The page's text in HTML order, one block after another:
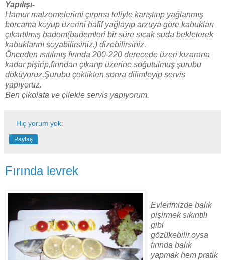
Yapılışı-
Hamur malzemelerimi çırpma teliyle karıştırıp yağlanmış
borcama koyup üzerini hafif yağlayıp arzuya göre kabukları
çıkartılmış badem(bademleri bir süre sıcak suda bekleterek
kabuklarını soyabilirsiniz.) dizebilirsiniz.
Önceden ısıtılmış fırında 200-220 derecede üzeri kızarana
kadar pişirip,fırından çıkarıp üzerine soğutulmuş şurubu
döküyoruz.Şurubu çektikten sonra dilimleyip servis
yapıyoruz.
Ben çikolata ve çilekle servis yapıyorum.
Hiç yorum yok:
Paylaş
Fırında levrek
Evlerimizde balık
pişirmek sıkıntılı
gibi
gözükebilir,oysa
fırında balık
yapmak hem pratik